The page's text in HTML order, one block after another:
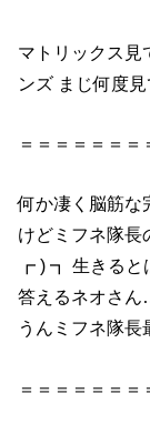
マトリックス見
ンズ まじ何度
＝＝＝＝＝＝＝
何か凄く脳筋な
けどミフネ隊
┏ ) ┓ 生きると
答えるネオさん
うんミフネ隊長
＝＝＝＝＝＝＝